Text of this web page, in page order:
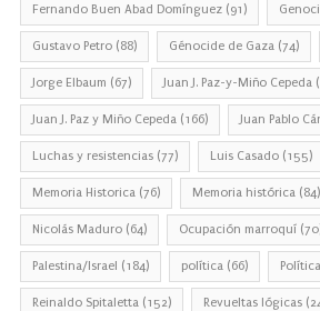
Fernando Buen Abad Domínguez (91)
Gustavo Petro (88) Génocide de Gaza (74)
Jorge Elbaum (67) Juan J. Paz-y-Miño Cepeda
Juan J. Paz y Miño Cepeda (166) Juan Pablo
Luchas y resistencias (77) Luis Casado (155)
Memoria Historica (76) Memoria histórica (84)
Nicolás Maduro (64) Ocupación marroquí
Palestina/Israel (184) política (66)
Reinaldo Spitaletta (152) Revueltas lógicas